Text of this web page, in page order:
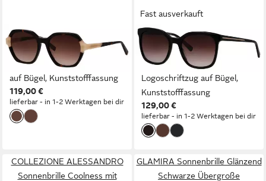
HUMPHREY´S EYEWEAR
Sonnenbrille Modell 588199
Form Feminin, Logoschriftzug
auf Bügel, Kunststofffassung
119,00 €
lieferbar - in 1-2 Werktagen bei dir
Fast ausverkauft
BRENDEL EYEWEAR
Sonnenbrille Modell 906207
Form Karree/Eckig,
Logoschriftzug auf Bügel,
Kunststofffassung
129,00 €
lieferbar - in 1-2 Werktagen bei dir
COLLEZIONE ALESSANDRO
Sonnenbrille Coolness mit
GLAMIRA Sonnenbrille Glänzend
Schwarze Übergroße